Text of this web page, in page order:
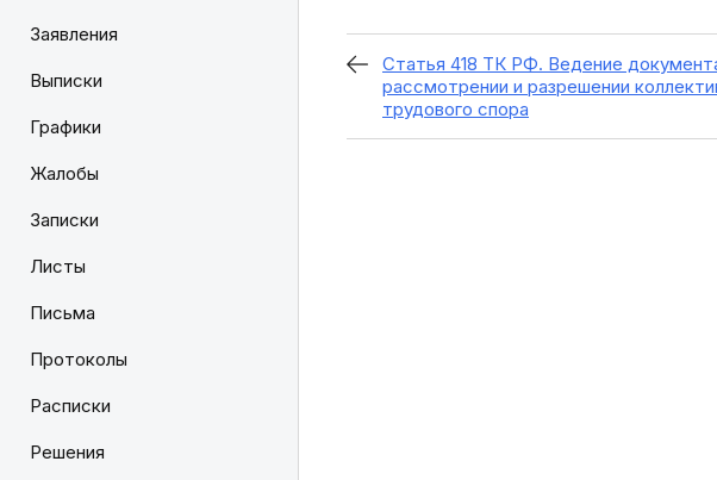
Заявления
Выписки
Графики
Жалобы
Записки
Листы
Письма
Протоколы
Расписки
Решения
Статья 418 ТК РФ. Ведение
рассмотрении и разрешении
трудового спора